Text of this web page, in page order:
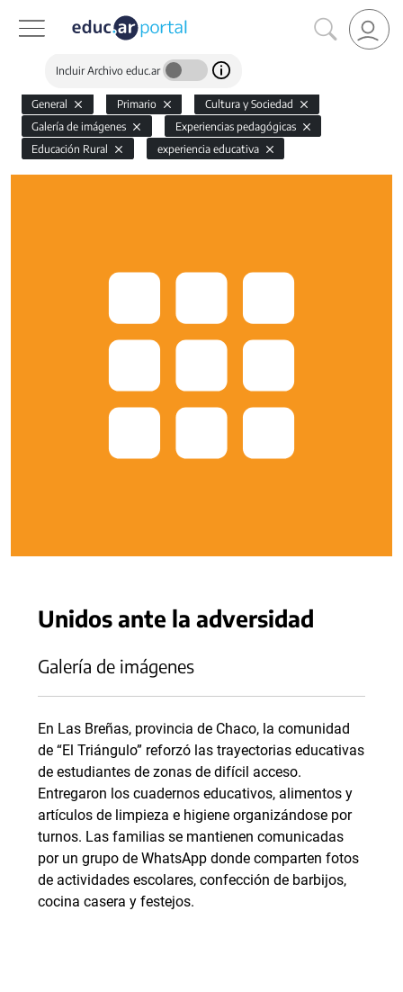
Incluir Archivo educ.ar
General Primario
Cultura y Sociedad
Galería de imágenes
Experiencias pedagógicas
Educación Rural
experiencia educativa
Unidos ante la adversidad
Galería de imágenes
En Las Breñas, provincia de Chaco, la comunidad
de “El Triángulo” reforzó las trayectorias educativas
de estudiantes de zonas de difícil acceso.
Entregaron los cuadernos educativos, alimentos y
artículos de limpieza e higiene organizándose por
turnos. Las familias se mantienen comunicadas
por un grupo de WhatsApp donde comparten fotos
de actividades escolares, confección de barbijos,
cocina casera y festejos.